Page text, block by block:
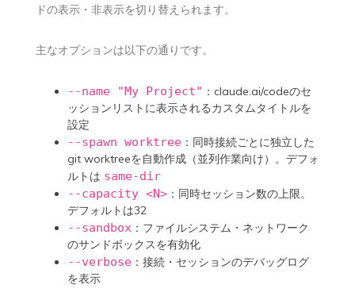
ドの表示・非表示を切り替えられます。
主なオプションは以下の通りです。
--name "My Project" ：claude.ai/codeのセ
ッションリストに表示されるカスタムタイトルを
設定
--spawn worktree：同時接続ごとに独立した
git worktreeを自動作成（並列作業向け）。デフォ
ルトは same-dir
--capacity <N>：同時セッション数の上限。
デフォルトは32
--sandbox ：ファイルシステム・ネットワーク
のサンドボックスを有効化
--verbose：接続・セッションのデバッグログ
を表示